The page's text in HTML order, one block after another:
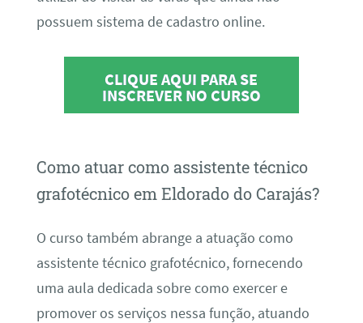
possuem sistema de cadastro online.
CLIQUE AQUI PARA SE
INSCREVER NO CURSO
Como atuar como assistente técnico
grafotécnico em Eldorado do Carajás?
O curso também abrange a atuação como
assistente técnico grafotécnico, fornecendo
uma aula dedicada sobre como exercer e
promover os serviços nessa função, atuando